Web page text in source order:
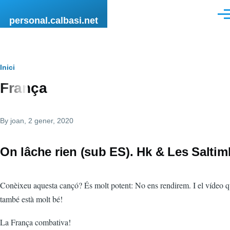
personal.calbasi.net
Fil
d'Ariadna
Inici
França
By joan , 2 gener, 2020
On lâche rien (sub ES). Hk & Les
Conèixeu aquesta cançó? És molt potent: No ens rendirem. I el vídeo
també està molt bé!
La França combativa!